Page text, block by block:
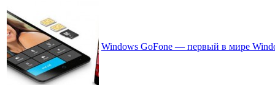
Windows GoFone — первый в мире